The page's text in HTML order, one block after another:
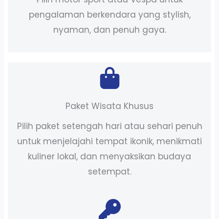
pengalaman berkendara yang stylish,
nyaman, dan penuh gaya.
Paket Wisata Khusus
Pilih paket setengah hari atau sehari penuh
untuk menjelajahi tempat ikonik, menikmati
kuliner lokal, dan menyaksikan budaya
setempat.